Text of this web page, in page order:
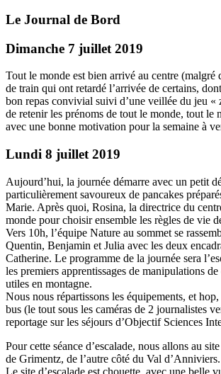
Le Journal de Bord
Dimanche 7 juillet 2019
Tout le monde est bien arrivé au centre (malgré
de train qui ont retardé l’arrivée de certains,
bon repas convivial suivi d’une veillée du jeu «
de retenir les prénoms de tout le monde, tout le
avec une bonne motivation pour la semaine à
Lundi 8 juillet 2019
Aujourd’hui, la journée démarre avec un petit
particulièrement savoureux de pancakes
Marie. Après quoi, Rosina, la directrice du
monde pour choisir ensemble les règles de vie
Vers 10h, l’équipe Nature au sommet se
Quentin, Benjamin et Julia avec les deux
Catherine. Le programme de la journée sera
les premiers apprentissages de manipulations
utiles en montagne.
Nous nous répartissons les équipements, et
bus (le tout sous les caméras de 2 journalistes
reportage sur les séjours d’Objectif Sciences
Pour cette séance d’escalade, nous allons au
de Grimentz, de l’autre côté du Val d’Anniviers.
Le site d’escalade est chouette, avec une belle